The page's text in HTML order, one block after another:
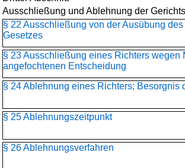
Ausschließung und Ablehnung der
§ 22 Ausschließung von der Ausübung
Gesetzes
§ 23 Ausschließung eines Richters wegen
angefochtenen Entscheidung
§ 24 Ablehnung eines Richters; Besorgnis
§ 25 Ablehnungszeitpunkt
§ 26 Ablehnungsverfahren